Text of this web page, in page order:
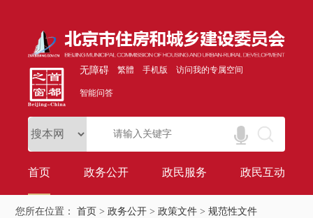
无障碍 繁體 手机版 访问我的专属空间
智能问答
首页 政务公开 政民服务 政民互动
您所在位置：首页 >政务公开 >政策文件 >规范性文件